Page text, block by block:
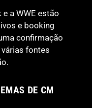
a WWE estão
e booking
confirmação
fontes
DE CM